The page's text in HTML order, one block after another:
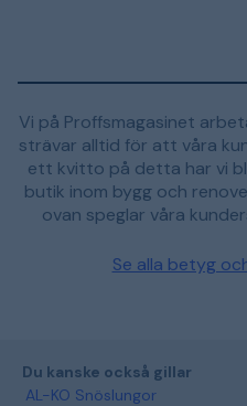
Vi på Proffsmagasinet
strävar alltid för att våra
ett kvitto på detta har vi
butik inom bygg och
ovan speglar våra
Se alla betyg
Du kanske också gillar
AL-KO Snöslungor